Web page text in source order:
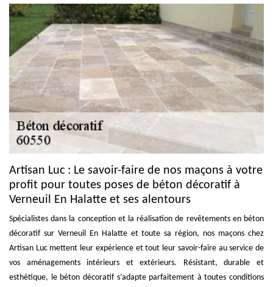
Artisan Luc : Le savoir-faire de nos maçons à votre
profit pour toutes poses de béton décoratif à
Verneuil En Halatte et ses alentours
Spécialistes dans la conception et la réalisation de revêtements en béton
décoratif sur Verneuil En Halatte et toute sa région, nos maçons chez
Artisan Luc mettent leur expérience et tout leur savoir-faire au service de
vos aménagements intérieurs et extérieurs. Résistant, durable et
esthétique, le béton décoratif s’adapte parfaitement à toutes conditions